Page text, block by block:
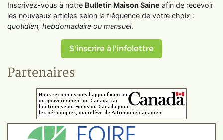
Inscrivez-vous à notre Bulletin Maison Saine afin de recevoir
les nouveaux articles selon la fréquence de votre choix :
quotidien, hebdomadaire ou mensuel.
S'inscrire à l'infolettre
Partenaires